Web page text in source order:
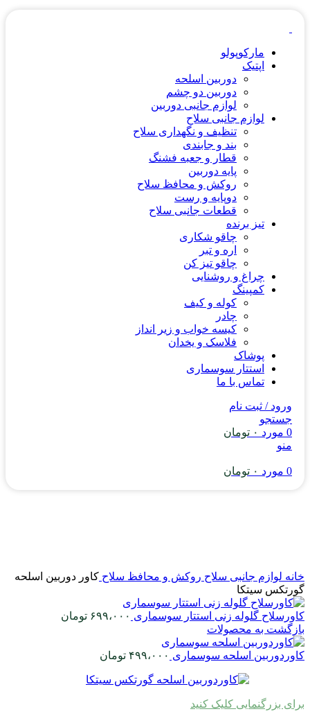
مارکوپولو
اپتیک
دوربین اسلحه
دوربین دو چشم
لوازم جانبی دوربین
لوازم جانبی سلاح
تنظیف و نگهداری سلاح
بند و جابندی
قطار و جعبه فشنگ
پایه دوربین
روکش و محافظ سلاح
دوپایه و رست
قطعات جانبی سلاح
تیز برنده
چاقو شکاری
اره و تبر
چاقو تیز کن
چراغ و روشنایی
کمپینگ
کوله و کیف
چادر
کیسه خواب و زیر انداز
فلاسک و یخدان
پوشاک
استتار سوسماری
تماس با ما
ورود / ثبت نام
جستجو
0 مورد ۰ تومان
منو
0 مورد ۰ تومان
خانه لوازم جانبی سلاح روکش و محافظ سلاح کاور دوربین اسلحه
گورتکس سیتکا
کاورسلاح گلوله زنی استتار سوسماری ۶۹۹،۰۰۰ تومان
بازگشت به محصولات
کاوردوربین اسلحه سوسماری ۴۹۹،۰۰۰ تومان
برای بزرگنمایی کلیک کنید